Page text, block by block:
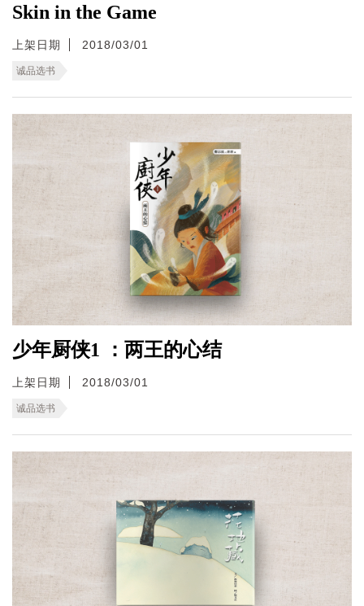
Skin in the Game
上架日期 2018/03/01
诚品选书
少年厨侠1 ：两王的心结
上架日期 2018/03/01
诚品选书